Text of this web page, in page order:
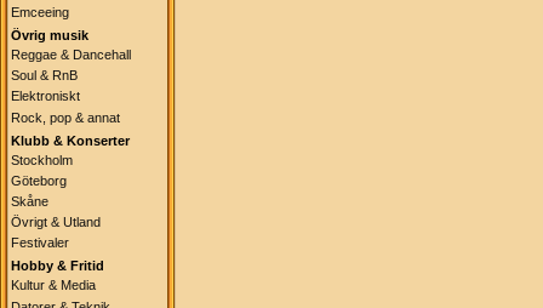
Emceeing
Övrig musik
Reggae & Dancehall
Soul & RnB
Elektroniskt
Rock, pop & annat
Klubb & Konserter
Stockholm
Göteborg
Skåne
Övrigt & Utland
Festivaler
Hobby & Fritid
Kultur & Media